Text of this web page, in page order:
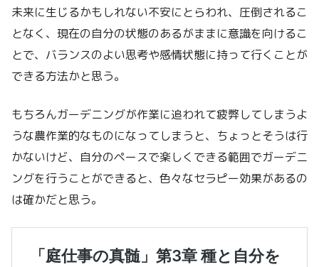
未来に生じるかもしれない不安にとらわれ、圧倒されるこ
となく、現在の自分の状態のあるがままに意識を向けるこ
とで、バランスのよい思考や感情状態に持って行くことが
できる方法かと思う。
もちろんガーデニングが作業に追われて疲弊してしまうよ
うな農作業的なものになってしまうと、ちょっとそうは行
かないけど、自分のペースで楽しくできる範囲でガーデニ
ングを行うことができると、色々なセラピー効果があるの
は確かだと思う。